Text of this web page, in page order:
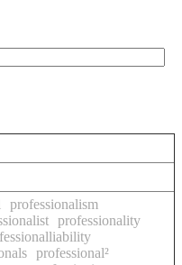
professionalism
professionality
professional²